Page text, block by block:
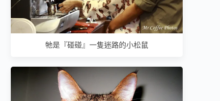
牠是『碰碰』一隻迷路的小松鼠